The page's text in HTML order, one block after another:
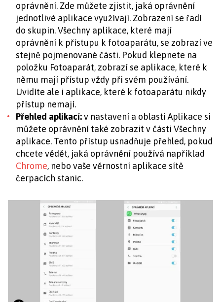
oprávnění. Zde můžete zjistit, jaká oprávnění
jednotlivé aplikace využívají. Zobrazení se řadí
do skupin. Všechny aplikace, které mají
oprávnění k přístupu k fotoaparátu, se zobrazí ve
stejně pojmenované části. Pokud klepnete na
položku Fotoaparát, zobrazí se aplikace, které k
němu mají přístup vždy při svém používání.
Uvidíte ale i aplikace, které k fotoaparátu nikdy
přístup nemají.
Přehled aplikací:v nastavení a oblasti Aplikace si
můžete oprávnění také zobrazit v části Všechny
aplikace. Tento přístup usnadňuje přehled, pokud
chcete vědět, jaká oprávnění používá například
Chrome, nebo vaše věrnostní aplikace sítě
čerpacích stanic.